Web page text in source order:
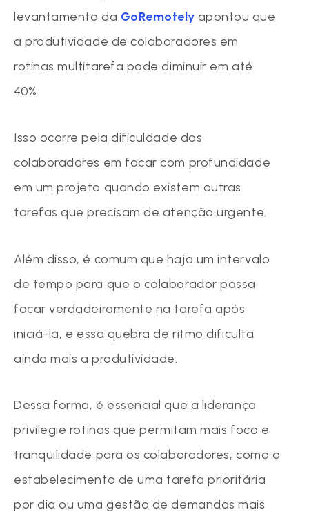
levantamento da GoRemotely apontou que
a produtividade de colaboradores em
rotinas multitarefa pode diminuir em até
40%.
Isso ocorre pela dificuldade dos
colaboradores em focar com profundidade
em um projeto quando existem outras
tarefas que precisam de atenção urgente.
Além disso, é comum que haja um intervalo
de tempo para que o colaborador possa
focar verdadeiramente na tarefa após
iniciá-la, e essa quebra de ritmo dificulta
ainda mais a produtividade.
Dessa forma, é essencial que a liderança
privilegie rotinas que permitam mais foco e
tranquilidade para os colaboradores, como o
estabelecimento de uma tarefa prioritária
por dia ou uma gestão de demandas mais